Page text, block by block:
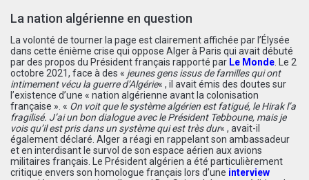
La nation algérienne en question
La volonté de tourner la page est clairement affichée par l’Élysée
dans cette énième crise qui oppose Alger à Paris qui avait débuté
par des propos du Président français rapporté par Le Monde. Le 2
octobre 2021, face à des « jeunes gens issus de familles qui ont
intimement vécu la guerre d’Algérie« , il avait émis des doutes sur
l’existence d’une « nation algérienne avant la colonisation
française ». « On voit que le système algérien est fatigué, le Hirak l’a
fragilisé. J’ai un bon dialogue avec le Président Tebboune, mais je
vois qu’il est pris dans un système qui est très dur« , avait-il
également déclaré. Alger a réagi en rappelant son ambassadeur
et en interdisant le survol de son espace aérien aux avions
militaires français. Le Président algérien a été particulièrement
critique envers son homologue français lors d’une interview